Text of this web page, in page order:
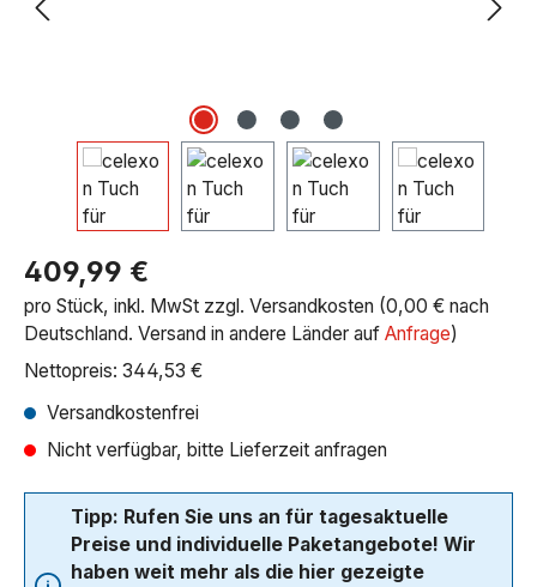
Regulärer Preis:
409,99 €
pro Stück, inkl. MwSt zzgl. Versandkosten (0,00 € nach
Deutschland. Versand in andere Länder auf Anfrage)
Nettopreis: 344,53 €
Versandkostenfrei
Nicht verfügbar, bitte Lieferzeit anfragen
Tipp: Rufen Sie uns an für tagesaktuelle
Preise und individuelle Paketangebote! Wir
haben weit mehr als die hier gezeigte